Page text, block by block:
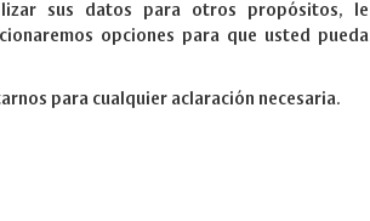
sus datos para otros propósitos, le
opciones para que usted pueda
para cualquier aclaración necesaria.